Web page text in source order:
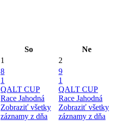
So
Ne
1 2
8
1
QALT CUP
Race Jahodná
Zobraziť všetky
záznamy z dňa
9
1
QALT CUP
Race Jahodná
Zobraziť všetky
záznamy z dňa